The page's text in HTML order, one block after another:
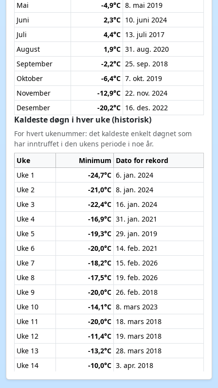
Mai
-4,9°C 8. mai 2019
Juni
2,3°C 10. juni 2024
Juli
4,4°C 13. juli 2017
August
1,9°C 31. aug. 2020
September
-2,2°C 25. sep. 2018
Oktober
-6,4°C 7. okt. 2019
November
-12,9°C 22. nov. 2024
Desember
-20,2°C 16. des. 2022
Kaldeste døgn i hver uke (historisk)
For hvert ukenummer: det kaldeste enkelt døgnet som
har inntruffet i den ukens periode i noe år.
Uke
Minimum Dato for rekord
Uke 1
-24,7°C 6. jan. 2024
Uke 2
-21,0°C 8. jan. 2024
Uke 3
-22,4°C 16. jan. 2024
Uke 4
-16,9°C 31. jan. 2021
Uke 5
-19,3°C 29. jan. 2019
Uke 6
-20,0°C 14. feb. 2021
Uke 7
-18,2°C 15. feb. 2026
Uke 8
-17,5°C 19. feb. 2026
Uke 9
-20,0°C 26. feb. 2018
Uke 10
-14,1°C 8. mars 2023
Uke 11
-20,0°C 18. mars 2018
Uke 12
-11,4°C 19. mars 2018
Uke 13
-13,2°C 28. mars 2018
Uke 14
-10,0°C 3. apr. 2018
Uke 15
-7,1°C 12. apr. 2019